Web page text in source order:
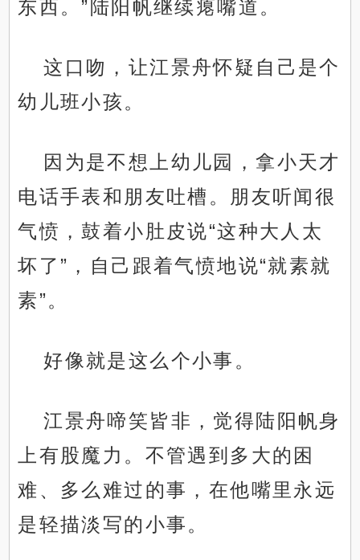
东西。”陆阳帆继续瘪嘴道。
这口吻，让江景舟怀疑自己是个
幼儿班小孩。
因为是不想上幼儿园，拿小天才
电话手表和朋友吐槽。朋友听闻很
气愤，鼓着小肚皮说“这种大人太
坏了”，自己跟着气愤地说“就素就
素”。
好像就是这么个小事。
江景舟啼笑皆非，觉得陆阳帆身
上有股魔力。不管遇到多大的困
难、多么难过的事，在他嘴里永远
是轻描淡写的小事。